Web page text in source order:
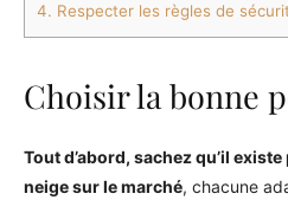
4. Respecter les règles de
Choisir la bonne
Tout d’abord, sachez qu’il
neige sur le marché, chacune